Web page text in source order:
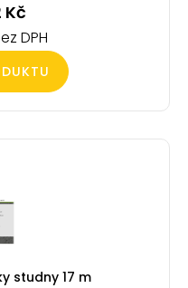
Kč
studny 17 m